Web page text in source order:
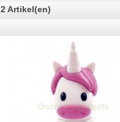
2 Artikel(en)